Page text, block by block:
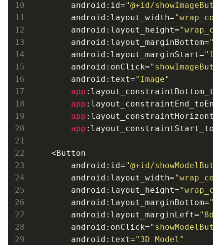
        android:id=
"@+id/
        android:layout_width=
        android:layout_height=
        android:layout_marginBottom=
        android:layout_marginStart=
        android:onClick=
        android:text=
"Image"
app
app
app
app
    <Button
        android:id=
"@+id/
        android:layout_width=
        android:layout_height=
        android:layout_marginBottom=
        android:layout_marginLeft=
        android:onClick=
        android:text=
"3D Model"